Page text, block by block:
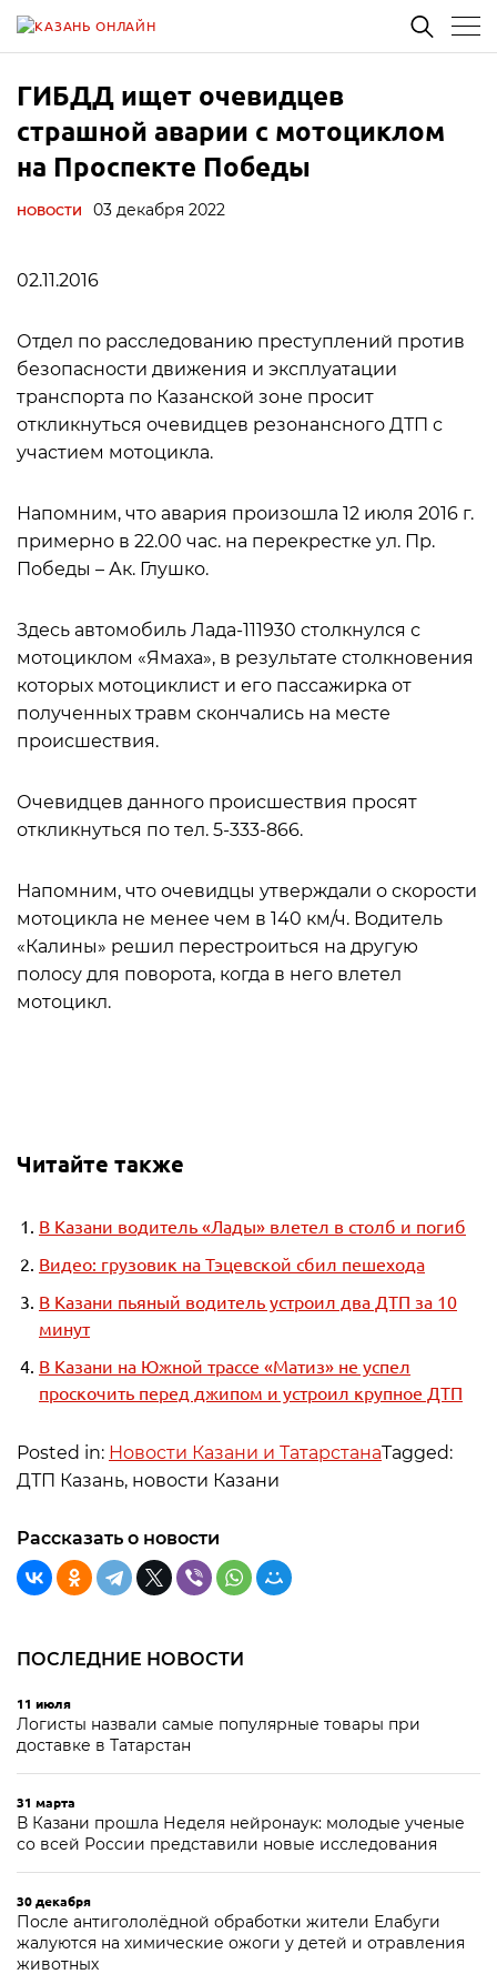
ГИБДД ищет очевидцев
страшной аварии с мотоциклом
на Проспекте Победы
НОВОСТИ 03 декабря 2022
02.11.2016
Отдел по расследованию преступлений против
безопасности движения и эксплуатации
транспорта по Казанской зоне просит
откликнуться очевидцев резонансного ДТП с
участием мотоцикла.
Напомним, что авария произошла 12 июля 2016 г.
примерно в 22.00 час. на перекрестке ул. Пр.
Победы – Ак. Глушко.
Здесь автомобиль Лада-111930 столкнулся с
мотоциклом «Ямаха», в результате столкновения
которых мотоциклист и его пассажирка от
полученных травм скончались на месте
происшествия.
Очевидцев данного происшествия просят
откликнуться по тел. 5-333-866.
Напомним, что очевидцы утверждали о скорости
мотоцикла не менее чем в 140 км/ч. Водитель
«Калины» решил перестроиться на другую
полосу для поворота, когда в него влетел
мотоцикл.
Читайте также
В Казани водитель «Лады» влетел в столб и погиб
Видео: грузовик на Тэцевской сбил пешехода
В Казани пьяный водитель устроил два ДТП за 10
минут
В Казани на Южной трассе «Матиз» не успел
проскочить перед джипом и устроил крупное ДТП
Posted in: Новости Казани и ТатарстанаTagged:
ДТП Казань, новости Казани
Рассказать о новости
ПОСЛЕДНИЕ НОВОСТИ
11 июля
Логисты назвали самые популярные товары при
доставке в Татарстан
31 марта
В Казани прошла Неделя нейронаук: молодые ученые
со всей России представили новые исследования
30 декабря
После антигололёдной обработки жители Елабуги
жалуются на химические ожоги у детей и отравления
животных